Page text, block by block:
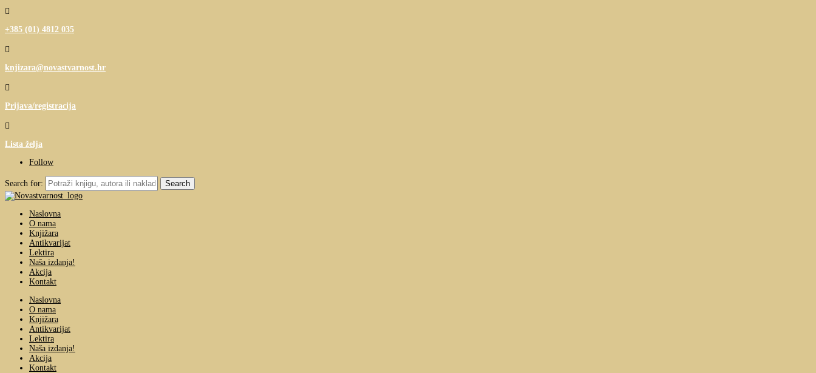

+385 (01) 4812 035

knjizara@novastvarnost.hr

Prijava/registracija

Lista želja
Follow
Search for:
Naslovna
O nama
Knjižara
Antikvarijat
Lektira
Naša izdanja!
Akcija
Kontakt
Naslovna
O nama
Knjižara
Antikvarijat
Lektira
Naša izdanja!
Akcija
Kontakt